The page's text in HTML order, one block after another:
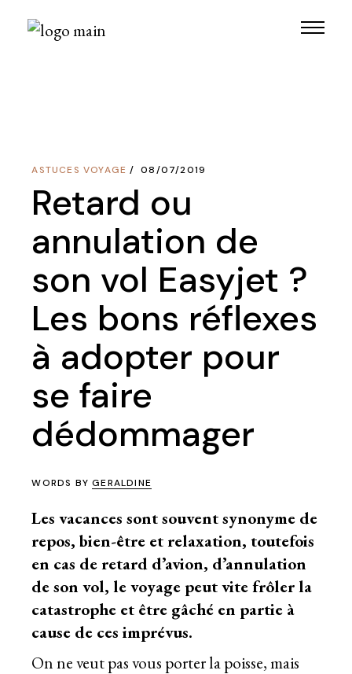
ASTUCES VOYAGE 08/07/2019
Retard ou
annulation de
son vol Easyjet ?
Les bons réflexes
à adopter pour
se faire
dédommager
WORDS BYGERALDINE
Les vacances sont souvent synonyme de
repos, bien-être et relaxation, toutefois
en cas de retard d’avion, d’annulation
de son vol, le voyage peut vite frôler la
catastrophe et être gâché en partie à
cause de ces imprévus.
On ne veut pas vous porter la poisse, mais